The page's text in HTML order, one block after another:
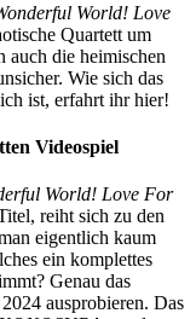
World! Love
Quartett um
auch die heimischen
Wie sich das
ist, erfahrt ihr hier!
Videospiel
World! Love For
reiht sich zu den
eigentlich kaum
ein komplettes
Genau das
ausprobieren. Das